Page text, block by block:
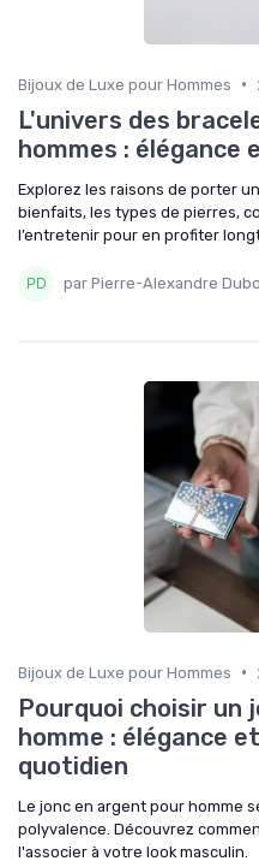
Bijoux de Luxe pour Hommes •
L'univers des
hommes : élégance
Explorez les raisons de porter
bienfaits, les types de pierres,
l’entretenir pour en profiter
par Pierre-Alexandre
Bijoux de Luxe pour Hommes •
Pourquoi choisir un
homme : élégance
quotidien
Le jonc en argent pour homme
polyvalence. Découvrez
l'associer à votre look masculin.